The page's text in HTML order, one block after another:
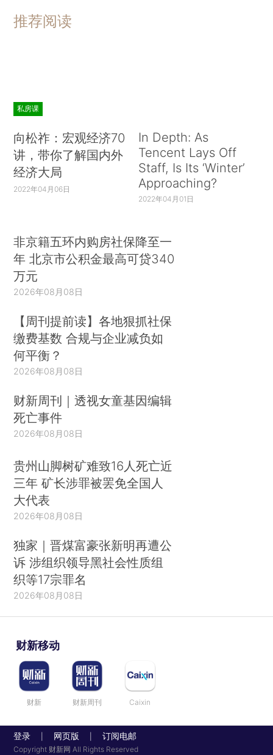
推荐阅读
私房课
向松祚：宏观经济70
讲，带你了解国内外
经济大局
2022年04月06日
In Depth: As
Tencent Lays Off
Staff, Is Its ‘Winter’
Approaching?
2022年04月01日
非京籍五环内购房社保降至一
年 北京市公积金最高可贷340
万元
2026年08月08日
【周刊提前读】各地狠抓社保
缴费基数 合规与企业减负如
何平衡？
2026年08月08日
财新周刊｜透视女童基因编辑
死亡事件
2026年08月08日
贵州山脚树矿难致16人死亡近
三年 矿长涉罪被罢免全国人
大代表
2026年08月08日
独家｜晋煤富豪张新明再遭公
诉 涉组织领导黑社会性质组
织等17宗罪名
2026年08月08日
财新移动
财新 财新周刊 Caixin
登录 网页版 订阅电邮
Copyright 财新网 All Rights Reserved